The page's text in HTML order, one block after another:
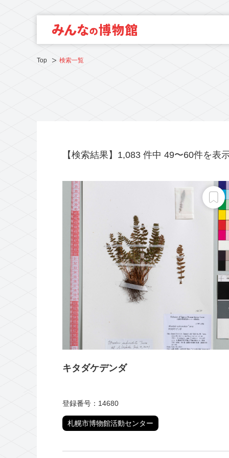
Top 検索一覧
【検索結果】1,083 件中 49〜60件を表
キタダケデンダ
登録番号：14680
札幌市博物館活動センター